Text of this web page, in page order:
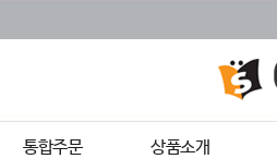
통합주문 상품소개